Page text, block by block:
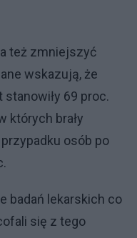
też zmniejszyć
wskazują, że
69 proc.
których brały
osób po
badań lekarskich co
się z tego